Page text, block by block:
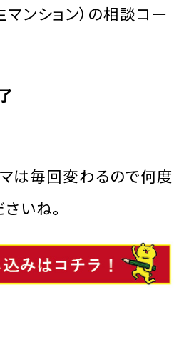
マンション）の相談コー
は毎回変わるので何度
いね。